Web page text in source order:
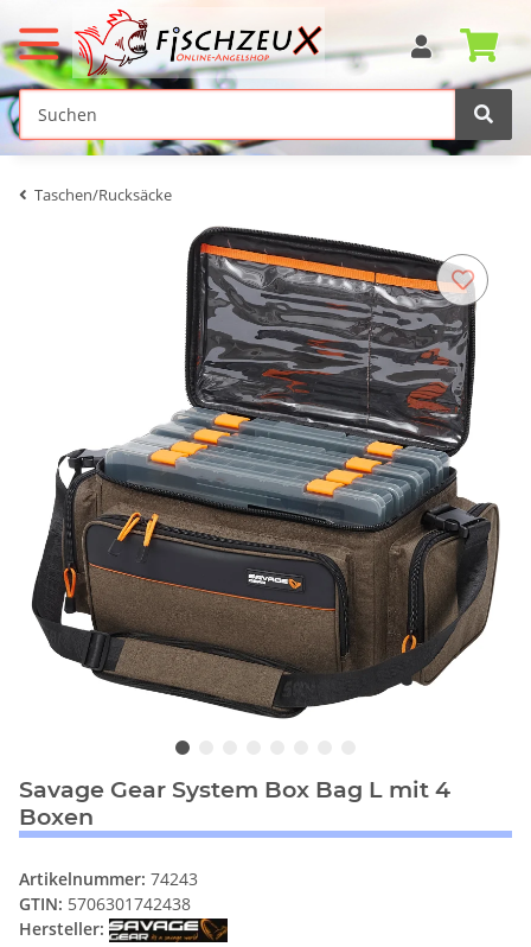
Taschen/Rucksäcke
Savage Gear System Box Bag L mit 4
Boxen
Artikelnummer: 74243
GTIN: 5706301742438
Hersteller: